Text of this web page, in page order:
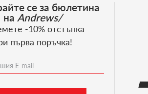
Ние
се за бюлетина
на Andrews/
-10% отстъпка
първа поръчка!